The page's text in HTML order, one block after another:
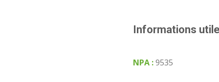
Informations
NPA :9535